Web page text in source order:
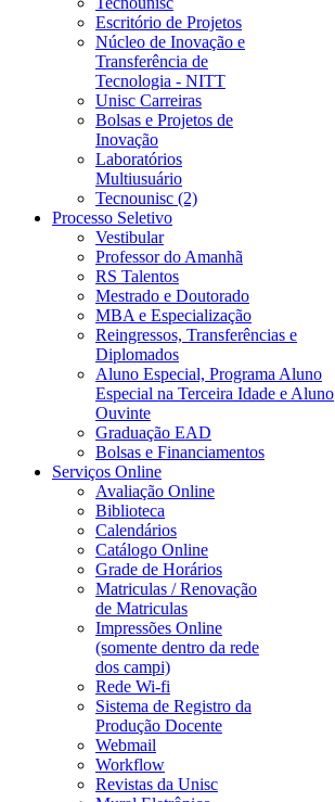
Escritório de Projetos
Núcleo de Inovação e
Transferência de
Tecnologia - NITT
Unisc Carreiras
Bolsas e Projetos de
Inovação
Laboratórios
Multiusuário
Tecnounisc (2)
Processo Seletivo
Vestibular
Professor do Amanhã
RS Talentos
Mestrado e Doutorado
MBA e Especialização
Reingressos, Transferências e
Diplomados
Aluno Especial, Programa Aluno
Especial na Terceira Idade e Aluno
Ouvinte
Graduação EAD
Bolsas e Financiamentos
Serviços Online
Avaliação Online
Biblioteca
Calendários
Catálogo Online
Grade de Horários
Matriculas / Renovação
de Matriculas
Impressões Online
(somente dentro da rede
dos campi)
Rede Wi-fi
Sistema de Registro da
Produção Docente
Webmail
Workflow
Revistas da Unisc